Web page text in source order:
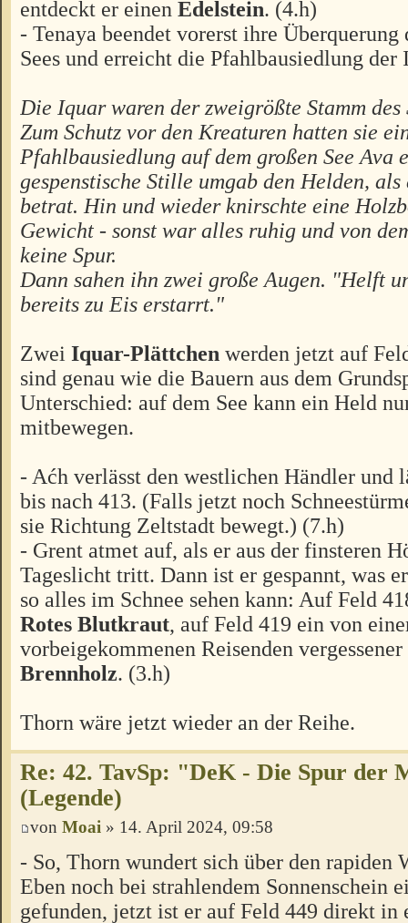
entdeckt er einen Edelstein. (4.h)
- Tenaya beendet vorerst ihre Überquerung
Sees und erreicht die Pfahlbausiedlung der
Die Iquar waren der zweigrößte Stamm des
Zum Schutz vor den Kreaturen hatten sie
Pfahlbausiedlung auf dem großen See Ava
gespenstische Stille umgab den Helden,
betrat. Hin und wieder knirschte eine
Gewicht - sonst war alles ruhig und von
keine Spur.
Dann sahen ihn zwei große Augen. "Helft
bereits zu Eis erstarrt."
Zwei Iquar-Plättchen werden jetzt auf
sind genau wie die Bauern aus dem
Unterschied: auf dem See kann ein Held
mitbewegen.
- Aćh verlässt den westlichen Händler und
bis nach 413. (Falls jetzt noch
sie Richtung Zeltstadt bewegt.) (7.h)
- Grent atmet auf, als er aus der finsteren
Tageslicht tritt. Dann ist er gespannt, was
so alles im Schnee sehen kann: Auf Feld
Rotes Blutkraut, auf Feld 419 ein von
vorbeigekommenen Reisenden
Brennholz. (3.h)
Thorn wäre jetzt wieder an der Reihe.
Re: 42. TavSp: "DeK - Die Spur der
(Legende)
von Moai » 14. April 2024, 09:58
- So, Thorn wundert sich über den rapiden
Eben noch bei strahlendem Sonnenschein
gefunden, jetzt ist er auf Feld 449 direkt in